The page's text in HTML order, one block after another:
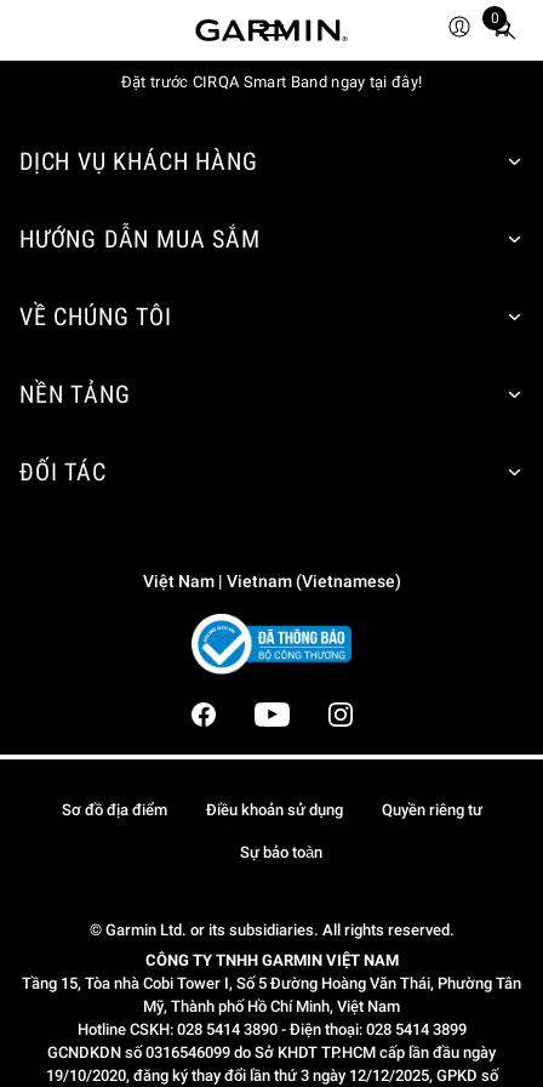
0
Total
Đặt trước CIRQA Smart Band ngay tại đây!
DỊCH VỤ KHÁCH HÀNG
HƯỚNG DẪN MUA SẮM
VỀ CHÚNG TÔI
NỀN TẢNG
ĐỐI TÁC
Việt Nam | Vietnam (Vietnamese)
© Garmin Ltd. or its subsidiaries. All rights reserved.
CÔNG TY TNHH GARMIN VIỆT NAM
Tầng 15, Tòa nhà Cobi Tower I, Số 5 Đường Hoàng Văn Thái, Phường Tân
Mỹ, Thành phố Hồ Chí Minh, Việt Nam
Hotline CSKH: 028 5414 3890 - Điện thoại: 028 5414 3899
GCNDKDN số 0316546099 do Sở KHDT TP.HCM cấp lần đầu ngày
19/10/2020, đăng ký thay đổi lần thứ 3 ngày 12/12/2025, GPKD số
Sơ đồ địa điểm Điều khoản sử dụng Quyền riêng tư
Sự bảo toàn